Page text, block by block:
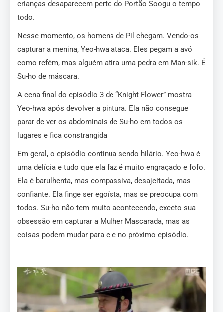
crianças desaparecem perto do Portão Soogu o tempo
todo.
Nesse momento, os homens de Pil chegam. Vendo-os
capturar a menina, Yeo-hwa ataca. Eles pegam a avó
como refém, mas alguém atira uma pedra em Man-sik. É
Su-ho de máscara.
A cena final do episódio 3 de “Knight Flower” mostra
Yeo-hwa após devolver a pintura. Ela não consegue
parar de ver os abdominais de Su-ho em todos os
lugares e fica constrangida​
Em geral, o episódio continua sendo hilário. Yeo-hwa é
uma delícia e tudo que ela faz é muito engraçado e fofo.
Ela é barulhenta, mas compassiva, desajeitada, mas
confiante. Ela finge ser egoísta, mas se preocupa com
todos. Su-ho não tem muito acontecendo, exceto sua
obsessão em capturar a Mulher Mascarada, mas as
coisas podem mudar para ele no próximo episódio.